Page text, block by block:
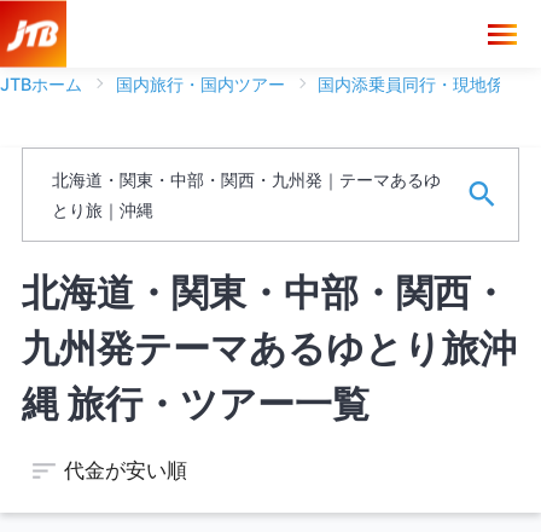
JTBホーム 国内旅行・国内ツアー 国内添乗員同行・現地係員
北海道・関東・中部・関西・九州発｜テーマあるゆ
とり旅｜沖縄
ブランド
フリーワード
※ワードは一語まで、スペースがある場合は文字として認識しま
す。
空席のあるツアーのみを表示する
北海道・関東・中部・関西・
九州発テーマあるゆとり旅沖
縄 旅行・ツアー一覧
代金が安い順